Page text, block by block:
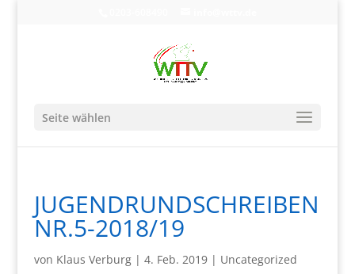
Seite wählen
JUGENDRUNDSCHREIBEN
NR.5-2018/19
von Klaus Verburg| 4. Feb. 2019| Uncategorized